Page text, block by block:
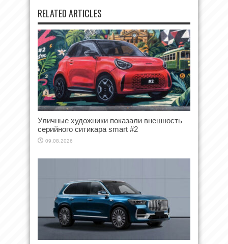
RELATED ARTICLES
Уличные художники показали внешность
серийного ситикара smart #2
09.08.2026